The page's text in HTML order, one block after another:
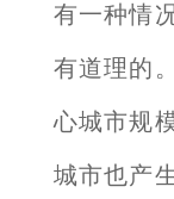
有一种情
有道理的
心城市规
城市也产